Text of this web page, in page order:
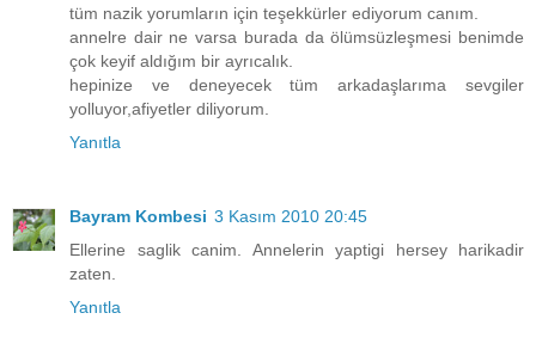
tüm nazik yorumların için teşekkürler ediyorum canım.
annelre dair ne varsa burada da ölümsüzleşmesi benimde
çok keyif aldığım bir ayrıcalık.
hepinize ve deneyecek tüm arkadaşlarıma sevgiler
yolluyor,afiyetler diliyorum.
Yanıtla
Bayram Kombesi 3 Kasım 2010 20:45
Ellerine saglik canim. Annelerin yaptigi hersey harikadir
zaten.
Yanıtla